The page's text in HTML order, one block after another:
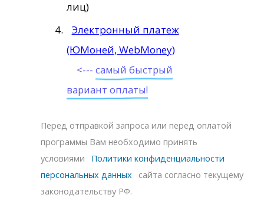
лиц)
Электронный платеж
(ЮМоней, WebMoney)
<--- самый быстрый
вариант оплаты!
Перед отправкой запроса или перед оплатой
программы Вам необходимо принять
условиями
Политики конфиденциальности
персональных данных
сайта согласно текущему
законодательству РФ.